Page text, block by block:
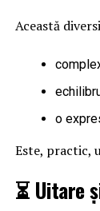
Această
o
Este, practic,
⏳ Uitare